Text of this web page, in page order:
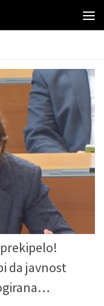
da javnost